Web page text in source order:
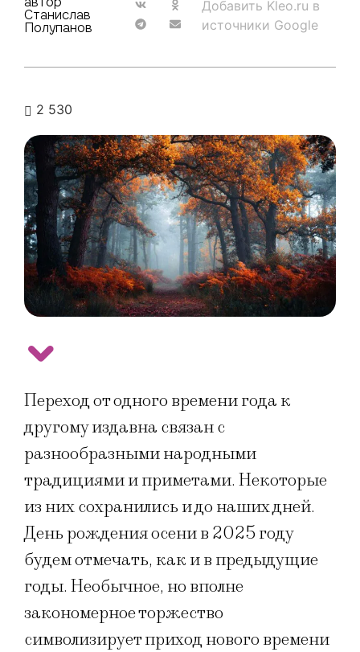
Станислав
Полупанов
Добавить Kleo.ru в
источники Google
2 530
Переход от одного времени года к
другому издавна связан с
разнообразными народными
традициями и приметами. Некоторые
из них сохранились и до наших дней.
День рождения осени в 2025 году
будем отмечать, как и в предыдущие
годы. Необычное, но вполне
закономерное торжество
символизирует приход нового времени